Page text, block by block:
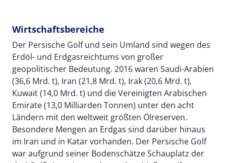
Wirtschaftsbereiche
Der Persische Golf und sein Umland sind wegen des
Erdöl- und Erdgasreichtums von großer
geopolitischer Bedeutung. 2016 waren Saudi-Arabien
(36,6 Mrd. t), Iran (21,8 Mrd. t), Irak (20,6 Mrd. t),
Kuwait (14,0 Mrd. t) und die Vereinigten Arabischen
Emirate (13,0 Milliarden Tonnen) unter den acht
Ländern mit den weltweit größten Ölreserven.
Besondere Mengen an Erdgas sind darüber hinaus
im Iran und in Katar vorhanden. Der Persische Golf
war aufgrund seiner Bodenschätze Schauplatz der